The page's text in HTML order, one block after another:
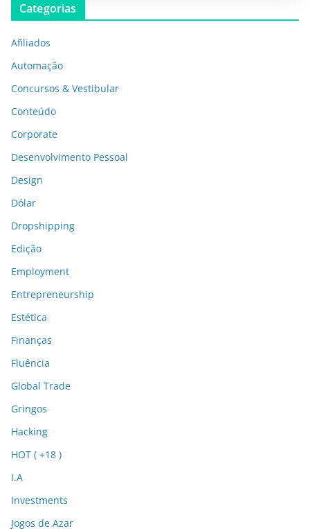
Categorias
Afiliados
Automação
Concursos & Vestibular
Conteúdo
Corporate
Desenvolvimento Pessoal
Design
Dólar
Dropshipping
Edição
Employment
Entrepreneurship
Estética
Finanças
Fluência
Global Trade
Gringos
Hacking
HOT ( +18 )
I.A
Investments
Jogos de Azar